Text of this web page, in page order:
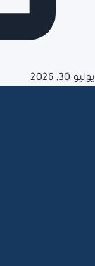
يوليو 30, 2026